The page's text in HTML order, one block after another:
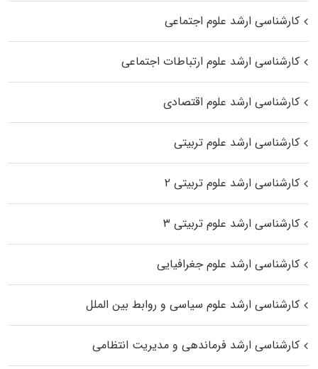
کارشناسی ارشد علوم اجتماعی
کارشناسی ارشد علوم ارتباطات اجتماعی
کارشناسی ارشد علوم اقتصادی
کارشناسی ارشد علوم تربیتی
کارشناسی ارشد علوم تربیتی ۲
کارشناسی ارشد علوم تربیتی ۳
کارشناسی ارشد علوم جغرافیایی
کارشناسی ارشد علوم سیاسی و روابط بین الملل
کارشناسی ارشد فرماندهی و مدیریت انتظامی